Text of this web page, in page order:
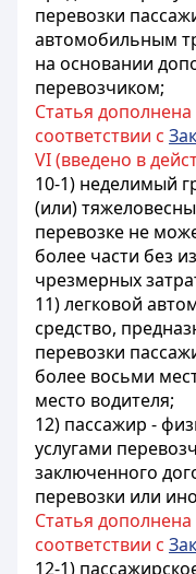
перевозки
автомобильным
на основании
перевозчиком;
Статья
соответствии с
VI (введено в
10-1) неделимый
(или)
перевозке не
более части без
чрезмерных
11) легковой
средство,
перевозки
более восьми
место водителя;
12) пассажир -
услугами
заключенного
перевозки или
Статья
соответствии с
12-1)